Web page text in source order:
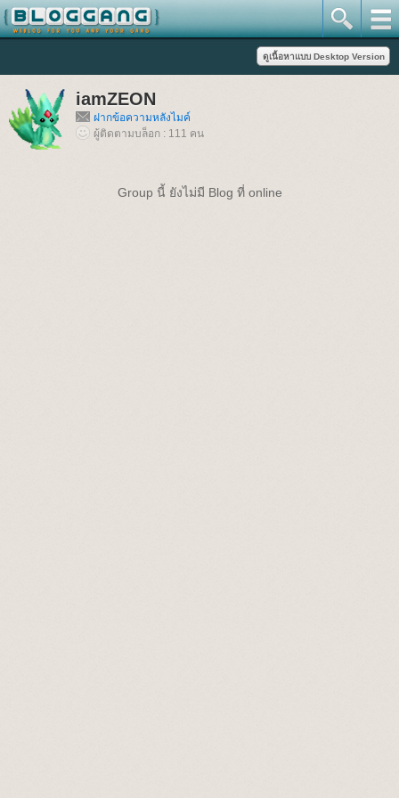
iamZEON
ฝากข้อความหลังไมค์
ผู้ติดตามบล็อก : 111 คน
Group นี้ ยังไม่มี Blog ที่ online